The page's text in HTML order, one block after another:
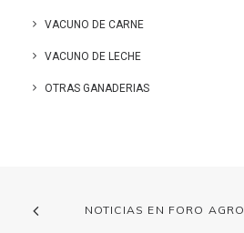
VACUNO DE CARNE
VACUNO DE LECHE
OTRAS GANADERIAS
NOTICIAS EN FORO